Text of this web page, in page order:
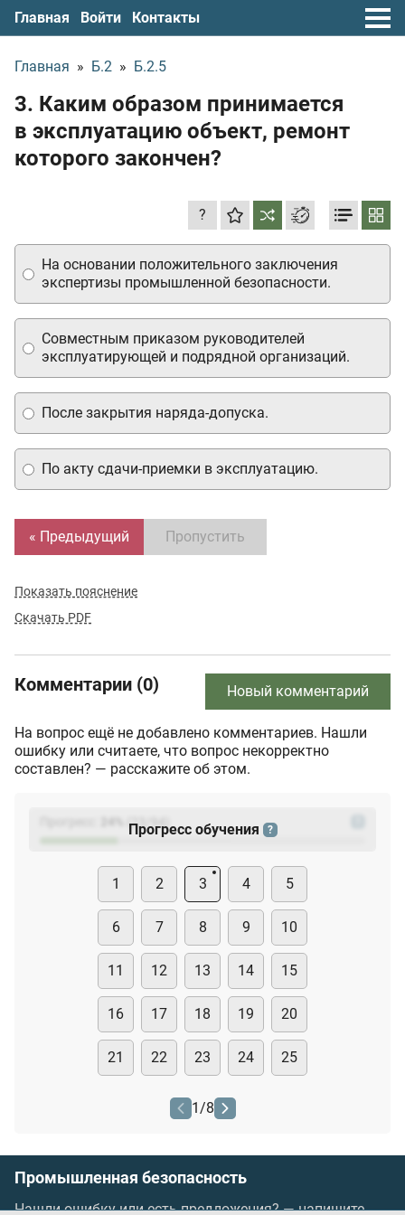
Главная Войти Контакты
Главная » Б.2 » Б.2.5
3. Каким образом принимается
в эксплуатацию объект, ремонт
которого закончен?
?
На основании положительного заключения
экспертизы промышленной безопасности.
Совместным приказом руководителей
эксплуатирующей и подрядной организаций.
По акту сдачи-приемки в эксплуатацию.
После закрытия наряда-допуска.
« Предыдущий Пропустить
Показать пояснение
Скачать PDF
Комментарии (0) Новый комментарий
На вопрос ещё не добавлено комментариев. Нашли
ошибку или считаете, что вопрос некорректно
составлен? — расскажите об этом.
(23
Прогресс обучения ?
1 2 3 4 5
6 7 8 9 10
11 12 13 14 15
16 17 18 19 20
21 22 23 24 25
1/8
Промышленная безопасность
Нашли ошибку или есть предложения? —напишите